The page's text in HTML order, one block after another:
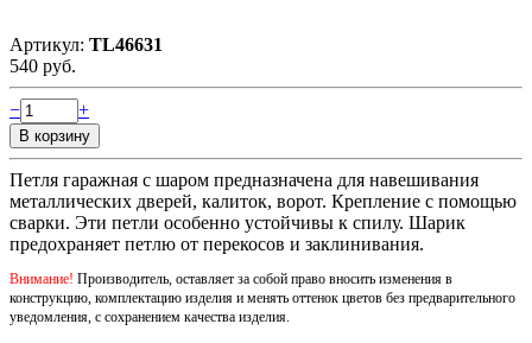
Артикул: TL46631
540 руб.
− +
Петля гаражная с шаром предназначена для навешивания
металлических дверей, калиток, ворот. Крепление с помощью
сварки. Эти петли особенно устойчивы к спилу. Шарик
предохраняет петлю от перекосов и заклинивания.
Внимание! Производитель, оставляет за собой право вносить изменения в
конструкцию, комплектацию изделия и менять оттенок цветов без предварительного
уведомления, с сохранением качества изделия.